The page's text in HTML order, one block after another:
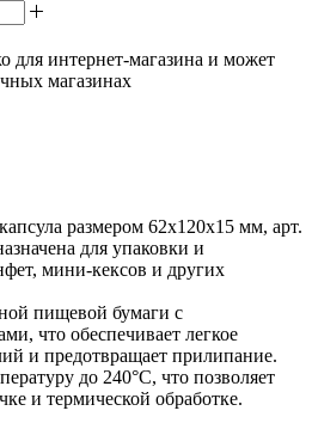
для интернет-магазина и может
магазинах
размером 62x120x15 мм, арт.
для упаковки и
мини-кексов и других
пищевой бумаги с
что обеспечивает легкое
и предотвращает прилипание.
до 240°C, что позволяет
и термической обработке.